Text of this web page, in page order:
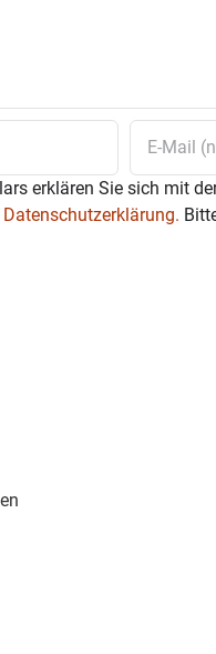
erklären Sie sich mit
Datenschutzerklärung.